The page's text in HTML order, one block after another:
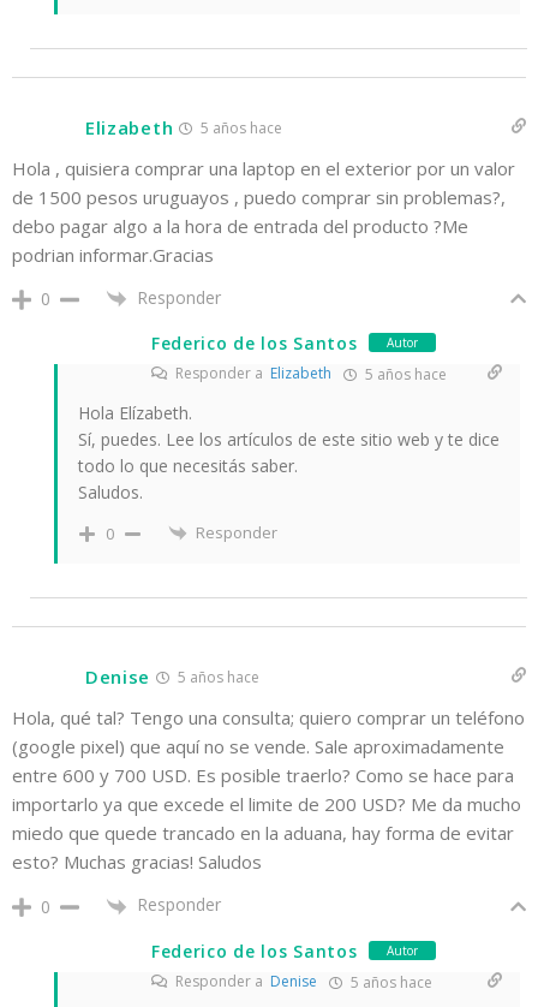
Elizabeth 5 años hace
Hola , quisiera comprar una laptop en el exterior por un valor
de 1500 pesos uruguayos , puedo comprar sin problemas?,
debo pagar algo a la hora de entrada del producto ?Me
podrian informar.Gracias
0 Responder
Federico de los Santos Autor
Responder a Elizabeth 5 años hace
Hola Elízabeth.
Sí, puedes. Lee los artículos de este sitio web y te dice
todo lo que necesitás saber.
Saludos.
0 Responder
Denise 5 años hace
Hola, qué tal? Tengo una consulta; quiero comprar un teléfono
(google pixel) que aquí no se vende. Sale aproximadamente
entre 600 y 700 USD. Es posible traerlo? Como se hace para
importarlo ya que excede el limite de 200 USD? Me da mucho
miedo que quede trancado en la aduana, hay forma de evitar
esto? Muchas gracias! Saludos
0 Responder
Federico de los Santos Autor
Responder a Denise 5 años hace